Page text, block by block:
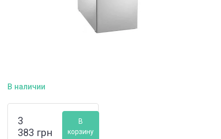
В наличии
3
383 грн
В
корзину